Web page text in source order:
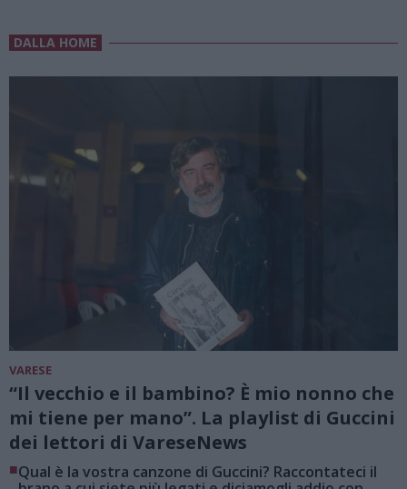
DALLA HOME
VARESE
“Il vecchio e il bambino? È mio nonno che
mi tiene per mano”. La playlist di Guccini
dei lettori di VareseNews
■Qual è la vostra canzone di Guccini? Raccontateci il